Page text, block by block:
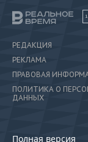
РЕДАКЦИЯ
РЕКЛАМА
ПРАВОВАЯ
ПОЛИТИКА О
ДАННЫХ
Полная версия